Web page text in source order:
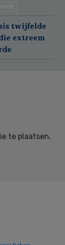
twijfelde
extreem
te plaatsen.